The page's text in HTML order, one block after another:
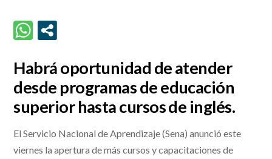
Habrá oportunidad de atender
desde programas de educación
superior hasta cursos de inglés.
El Servicio Nacional de Aprendizaje (Sena) anunció este
viernes la apertura de más cursos y capacitaciones de